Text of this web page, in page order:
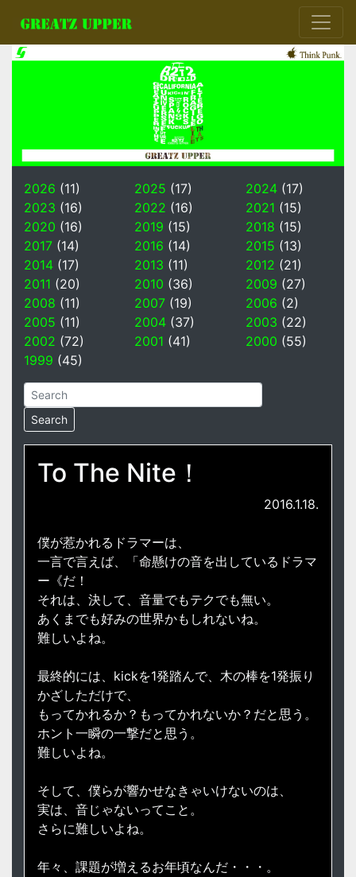
2026 (11) 2025 (17) 2024(17)
2023 (16) 2022 (16) 2021 (15)
2020 (16) 2019 (15) 2018 (15)
2017 (14) 2016 (14) 2015 (13)
2014 (17) 2013 (11) 2012 (21)
2011 (20) 2010 (36) 2009 (27)
2008 (11) 2007 (19) 2006 (2)
2005 (11) 2004 (37) 2003 (22)
2002 (72) 2001 (41) 2000 (55)
1999 (45)
To The Nite！
2016.1.18.
僕が惹かれるドラマーは、
一言で言えば、「命懸けの音を出しているドラマ
ー《だ！
それは、決して、音量でもテクでも無い。
あくまでも好みの世界かもしれないね。
難しいよね。
最終的には、kickを1発踏んで、木の棒を1発振り
かざしただけで、
もってかれるか？もってかれないか？だと思う。
ホント一瞬の一撃だと思う。
難しいよね。
そして、僕らが響かせなきゃいけないのは、
実は、音じゃないってこと。
さらに難しいよね。
年々、課題が増えるお年頃なんだ・・・。